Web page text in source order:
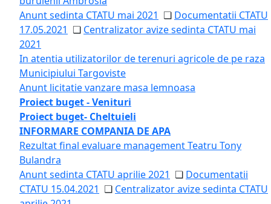
Anunt sedinta CTATU mai 2021 ❏ Documentatii CTATU
17.05.2021 ❏ Centralizator avize sedinta CTATU mai
2021
In atentia utilizatorilor de terenuri agricole de pe raza
Municipiului Targoviste
Anunt licitatie vanzare masa lemnoasa
Proiect buget - Venituri
Proiect buget- Cheltuieli
INFORMARE COMPANIA DE APA
Rezultat final evaluare management Teatru Tony
Bulandra
Anunt sedinta CTATU aprilie 2021 ❏ Documentatii
CTATU 15.04.2021 ❏ Centralizator avize sedinta CTATU